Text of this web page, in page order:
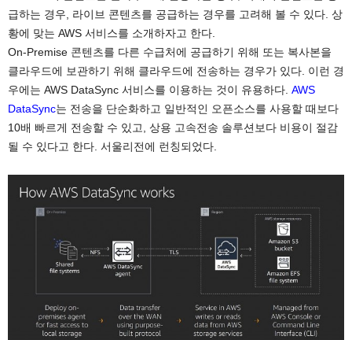
급하는 경우, 라이브 콘텐츠를 공급하는 경우를 고려해 볼 수 있다. 상
황에 맞는 AWS 서비스를 소개하자고 한다.
On-Premise 콘텐츠를 다른 수급처에 공급하기 위해 또는 복사본을
클라우드에 보관하기 위해 클라우드에 전송하는 경우가 있다. 이런 경
우에는 AWS DataSync 서비스를 이용하는 것이 유용하다. AWS
DataSync는 전송을 단순화하고 일반적인 오픈소스를 사용할 때보다
10배 빠르게 전송할 수 있고, 상용 고속전송 솔루션보다 비용이 절감
될 수 있다고 한다. 서울리전에 런칭되었다.